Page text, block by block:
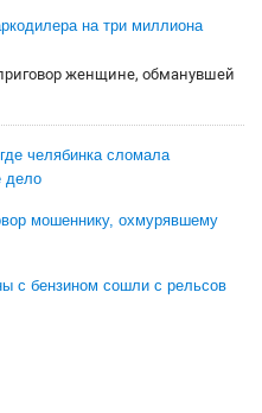
на три миллиона
женщине, обманувшей
челябинка сломала
дело
мошеннику, охмурявшему
с бензином сошли с рельсов